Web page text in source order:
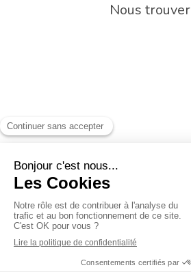
Nous trouver
Rechercher
Rechercher